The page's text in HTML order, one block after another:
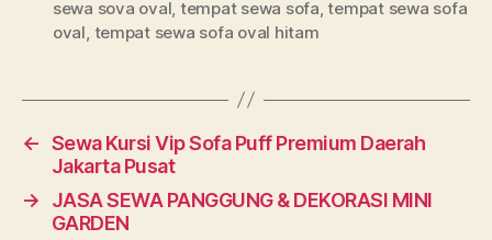
sewa sova oval tempat sewa sofa ,tempat sewa sofa
oval tempat sewa sofa oval hitam
← Sewa Kursi Vip Sofa Puff Premium Daerah
Jakarta Pusat
→
JASA SEWA PANGGUNG & DEKORASI MINI
GARDEN